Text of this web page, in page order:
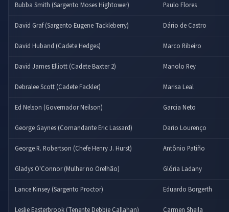
Bubba Smith (Sargento Moses Hightower) Paulo Flores
David Graf (Sargento Eugene Tackleberry) Dário de Castro
David Huband (Cadete Hedges) Marco Ribeiro
David James Elliott (Cadete Baxter 2) Manolo Rey
Debralee Scott (Cadete Fackler) Marisa Leal
Ed Nelson (Governador Neilson) Garcia Neto
George Gaynes (Comandante Eric Lassard) Dario Lourenço
George R. Robertson (Chefe Henry J. Hurst) Antônio Patiño
Gladys O'Connor (Mulher no Orelhão) Glória Ladany
Lance Kinsey (Sargento Proctor) Eduardo Borgerth
Leslie Easterbrook (Tenente Debbie Callahan) Carmen Sheila